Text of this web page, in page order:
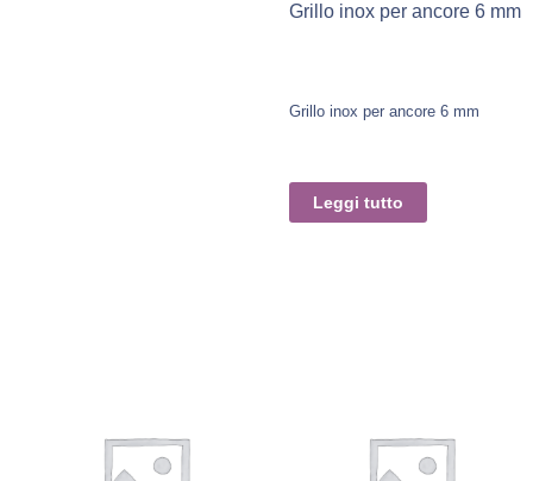
Grillo inox per ancore 6 mm
Grillo inox per ancore 6 mm
Leggi tutto